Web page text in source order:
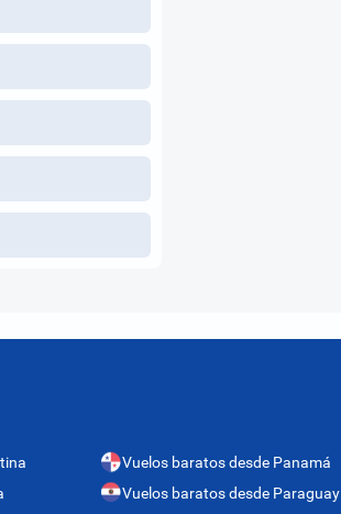
Vuelos baratos desde Panamá
Vuelos baratos desde Paraguay